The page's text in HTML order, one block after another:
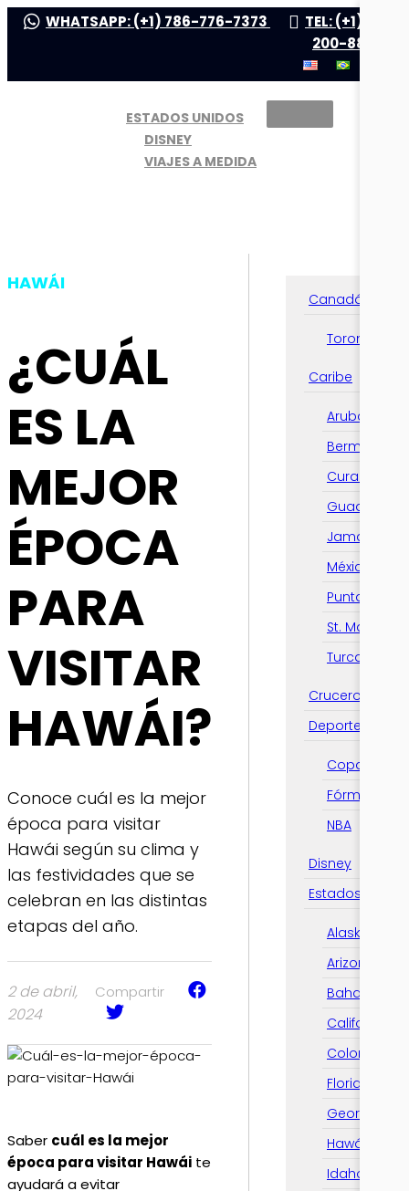
WHATSAPP: (+1) 786-776-7373
TEL: (+1) 305-
200-8800
ESTADOS UNIDOS
DISNEY
VIAJES A MEDIDA
HAWÁI
¿CUÁL
ES LA
MEJOR
ÉPOCA
PARA
VISITAR
HAWÁI?
Conoce cuál es la mejor
época para visitar
Hawái según su clima y
las festividades que se
celebran en las distintas
etapas del año.
2 de abril,
2024
Compartir
Saber cuál es la mejor
época para visitar Hawái te
ayudará a evitar
Canadá
Toronto
Caribe
Aruba
Bermudas
Curazao
Guadalupe
Jamaica
México
Punta Cana
St. Marteen
Turcas y
Cruceros
Deportes
Copa
Fórmula 1
NBA
Disney
Estados Unidos
Alaska
Arizona
Bahamas
California
Colorado
Florida
Georgia
Hawái
Idaho